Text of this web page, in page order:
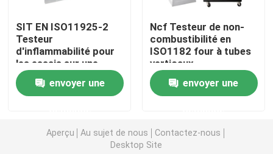
Huile réutilisant la machine
équipement de test à haute tension
équipement d'essai de câble
SIT EN ISO11925-2
Testeur
d'inflammabilité pour
les essais sur une
seule source de
flamme directe
envoyer une
Ncf Testeur de non-
combustibilité en
ISO1182 four à tubes
verticaux
envoyer une
Aperçu Au sujet de nous
Contactez-nous
Desktop Site